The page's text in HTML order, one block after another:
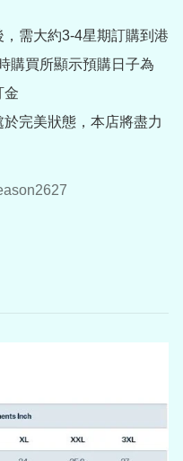
需大約3-4星期訂購到港
購買所顯示預購日子為
金
完美狀態，本店將盡力